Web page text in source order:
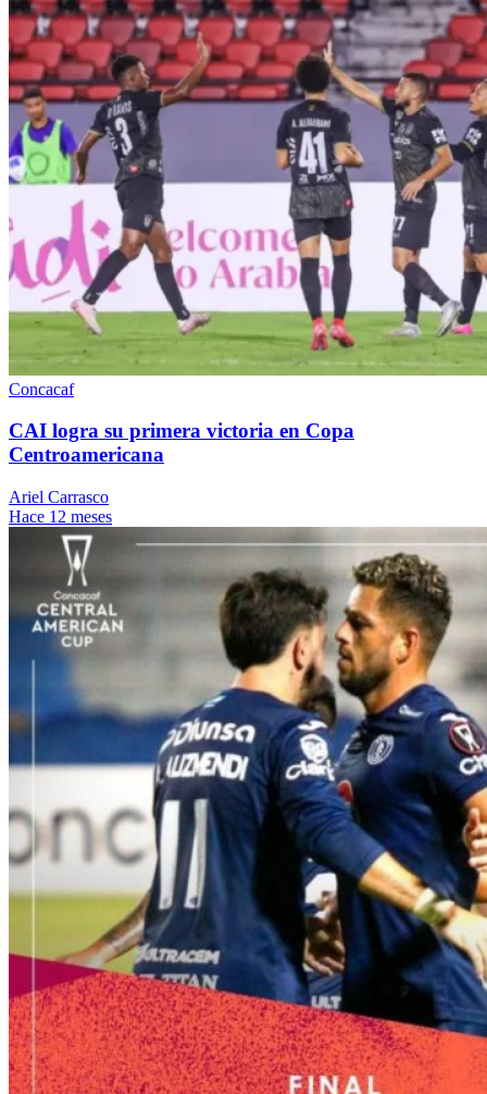
Concacaf
CAI logra su primera victoria en Copa
Centroamericana
Ariel Carrasco
Hace 12 meses